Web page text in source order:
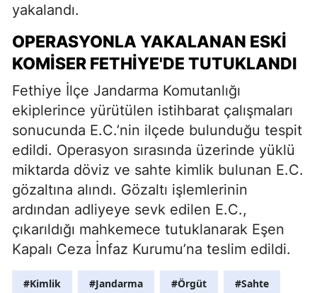
yakalandı.
OPERASYONLA YAKALANAN ESKI
KOMISER FETHIYE'DE TUTUKLANDI
Fethiye İlçe Jandarma Komutanlığı
ekiplerince yürütülen istihbarat çalışmaları
sonucunda E.C.’nin ilçede bulunduğu tespit
edildi. Operasyon sırasında üzerinde yüklü
miktarda döviz ve sahte kimlik bulunan E.C.
gözaltına alındı. Gözaltı işlemlerinin
ardından adliyeye sevk edilen E.C.,
çıkarıldığı mahkemece tutuklanarak Eşen
Kapalı Ceza İnfaz Kurumu’na teslim edildi.
#Kimlik #Jandarma #Örgüt #Sahte